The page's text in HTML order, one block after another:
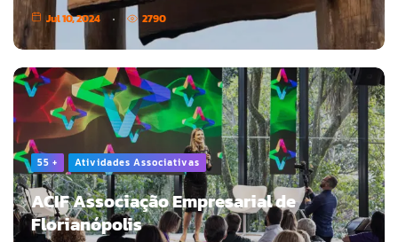
Jul 10, 2024 2790
55 + Atividades Associativas
ACIF Associação Empresarial de
Florianópolis